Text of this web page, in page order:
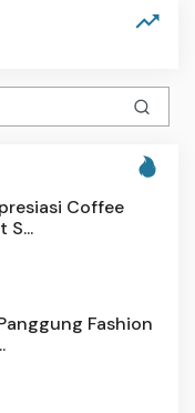
Coffee
S...
Fashion